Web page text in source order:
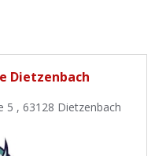
Dietzenbach
5 , 63128 Dietzenbach